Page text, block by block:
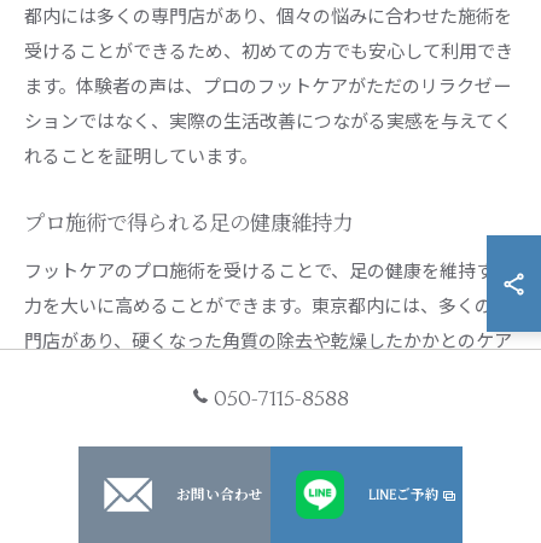
都内には多くの専門店があり、個々の悩みに合わせた施術を
受けることができるため、初めての方でも安心して利用でき
ます。体験者の声は、プロのフットケアがただのリラクゼー
ションではなく、実際の生活改善につながる実感を与えてく
れることを証明しています。
プロ施術で得られる足の健康維持力
フットケアのプロ施術を受けることで、足の健康を維持する
力を大いに高めることができます。東京都内には、多くの専
門店があり、硬くなった角質の除去や乾燥したかかとのケア
門知識を持った施術者が一人ひとりの足の状態に合わせたケ
アを提供することです。これにより、日常的なトラブルを未
然に防ぎ、快適な歩行をサポートします。また、フットケア
を受けることで血行が促進され、足のむくみが改善される効
050-7115-8588
お問い合わせ LINEご予約